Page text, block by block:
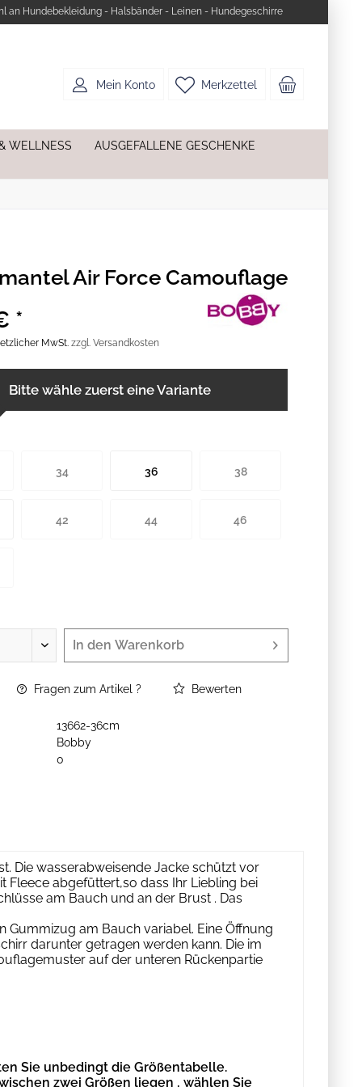
an Hundebekleidung - Halsbänder - Leinen - Hundegeschirre
Merkzettel
Mein Konto
WELLNESS AUSGEFALLENE GESCHENKE
Air Force Camouflage
*
MwSt.zzgl. Versandkosten
Bitte wähle zuerst eine Variante
34 36 38
42 44 46
In den Warenkorb
Fragen zum Artikel ? Bewerten
13662-36cm
Bobby
0
Die wasserabweisende Jacke schützt vor
Fleece abgefüttert,so dass Ihr Liebling bei
am Bauch und an der Brust . Das
am Bauch variabel. Eine Öffnung
darunter getragen werden kann. Die im
auf der unteren Rückenpartie
Sie unbedingt die Größentabelle.
zwei Größen liegen , wählen Sie